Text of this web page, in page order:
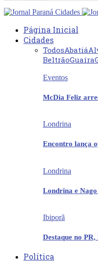
Página Inicial
Cidades
TodosAbatiá
BeltrãoGuaíra
Eventos
McDia Feliz
Londrina
Encontro lança
Londrina
Londrina e
Ibiporã
Destaque no
Política